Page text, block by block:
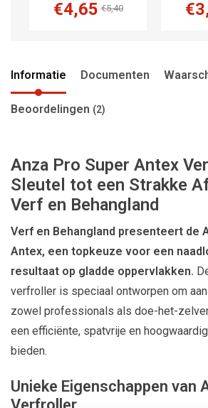
€5,40 €4,61
Informatie Documenten
Beoordelingen (2)
Anza Pro Super Antex
Sleutel tot een Strakke
Verf en Behangland
Verf en Behangland presenteert de
Antex, een topkeuze voor een
resultaat op gladde oppervlakken.
verfroller is speciaal ontworpen om
zowel professionals als doe-het-
een efficiënte, spatvrije en
bieden.
Unieke Eigenschappen van